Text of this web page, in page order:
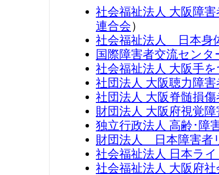
社会福祉法人 大阪障
連合会）
社会福祉法人 日本身
国際障害者交流セン
社会福祉法人 大阪手
社団法人 大阪聴力障
社団法人 大阪脊髄損
財団法人 大阪府視覚
独立行政法人 高齢･障
財団法人 日本障害者
社会福祉法人 日本ラ
社会福祉法人 大阪府